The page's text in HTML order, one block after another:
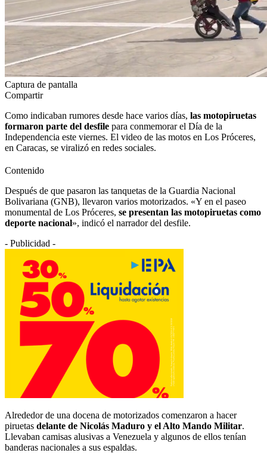
Captura de pantalla
Compartir
Como indicaban rumores desde hace varios días, las motopiruetas
formaron parte del desfile para conmemorar el Día de la
Independencia este viernes. El video de las motos en Los Próceres,
en Caracas, se viralizó en redes sociales.
Contenido
Después de que pasaron las tanquetas de la Guardia Nacional
Bolivariana (GNB), llevaron varios motorizados. «Y en el paseo
monumental de Los Próceres, se presentan las motopiruetas como
deporte nacional», indicó el narrador del desfile.
- Publicidad -
Alrededor de una docena de motorizados comenzaron a hacer
piruetas delante de Nicolás Maduro y el Alto Mando Militar.
Llevaban camisas alusivas a Venezuela y algunos de ellos tenían
banderas nacionales a sus espaldas.